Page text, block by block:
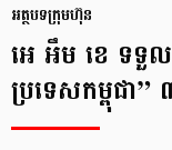
អត្ថបទក្រុមហ៊ុន
អេ អឹម ខេ ទទួល
ប្រទេសកម្ពុជា” ៣